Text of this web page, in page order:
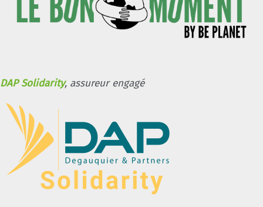
DAP Solidarity, assureur engagé